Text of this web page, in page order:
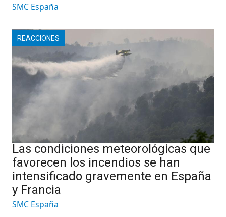
SMC España
REACCIONES
Las condiciones meteorológicas que
favorecen los incendios se han
intensificado gravemente en España
y Francia
SMC España